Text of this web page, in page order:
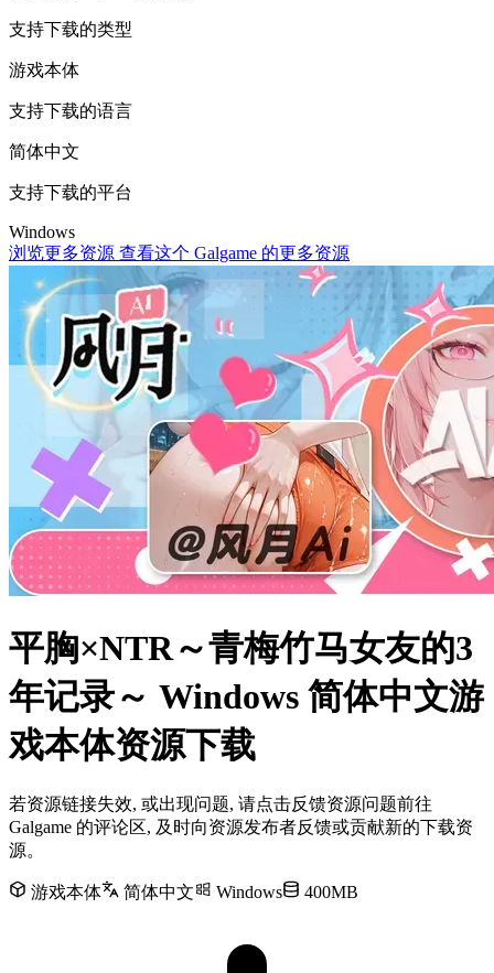
支持下载的类型
游戏本体
支持下载的语言
简体中文
支持下载的平台
Windows
浏览更多资源 查看这个 Galgame 的更多资源
平胸×NTR～青梅竹马女友的3
年记录～ Windows 简体中文游
戏本体资源下载
若资源链接失效, 或出现问题, 请点击反馈资源问题前往
Galgame 的评论区, 及时向资源发布者反馈或贡献新的下载资
源。
游戏本体 简体中文 Windows 400MB